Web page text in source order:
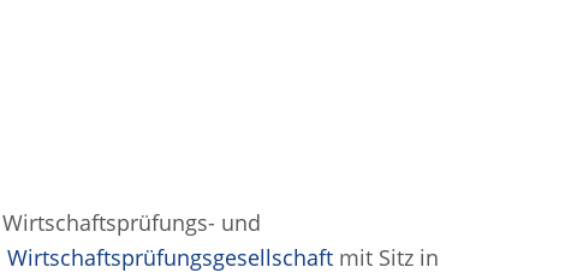
Wirtschaftsprüfungs- und
Wirtschaftsprüfungsgesellschaft mit Sitz in